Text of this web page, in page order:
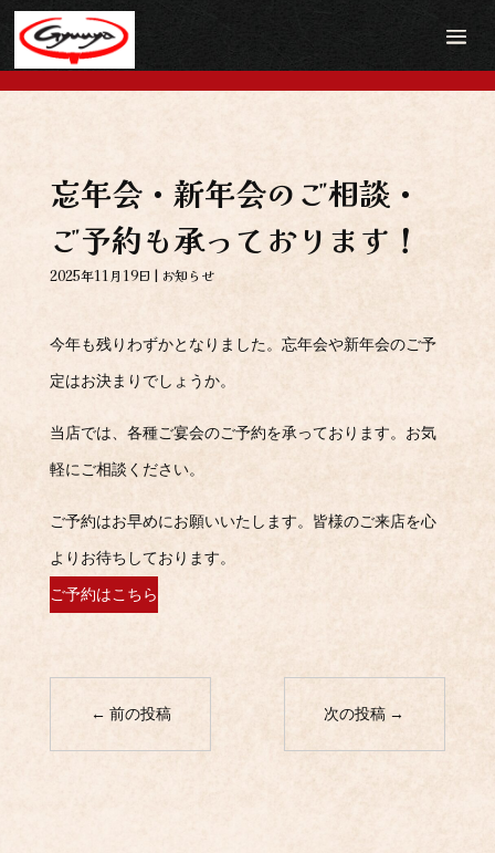
忘年会・新年会のご相談・
ご予約も承っております！
2025年11月19日 | お知らせ
今年も残りわずかとなりました。忘年会や新年会のご予
定はお決まりでしょうか。
当店では、各種ご宴会のご予約を承っております。お気
軽にご相談ください。
ご予約はお早めにお願いいたします。皆様のご来店を心
よりお待ちしております。
ご予約はこちら
← 前の投稿 次の投稿 →